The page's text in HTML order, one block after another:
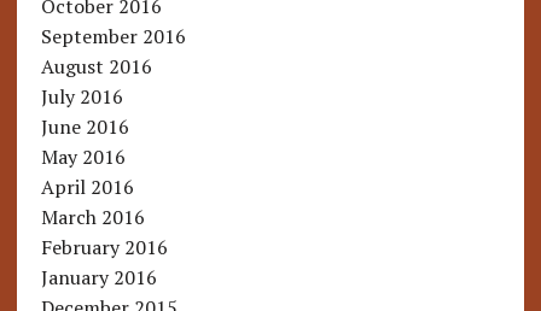
October 2016
September 2016
August 2016
July 2016
June 2016
May 2016
April 2016
March 2016
February 2016
January 2016